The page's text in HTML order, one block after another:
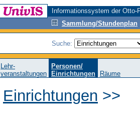
Informationssystem der
Sammlung/Stundenplan
Suche:
Lehr-
veranstaltungen
Personen/
Einrichtungen
Räume
Einrichtungen >>